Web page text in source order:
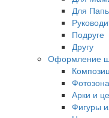
Для
Подруге
Другу
Оформление
Фотозона
Арки и
Фигуры